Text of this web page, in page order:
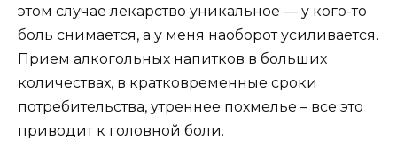
этом случае лекарство уникальное — у кого-то
боль снимается, а у меня наоборот усиливается.
Прием алкогольных напитков в больших
количествах, в кратковременные сроки
потребительства, утреннее похмелье – все это
приводит к головной боли.